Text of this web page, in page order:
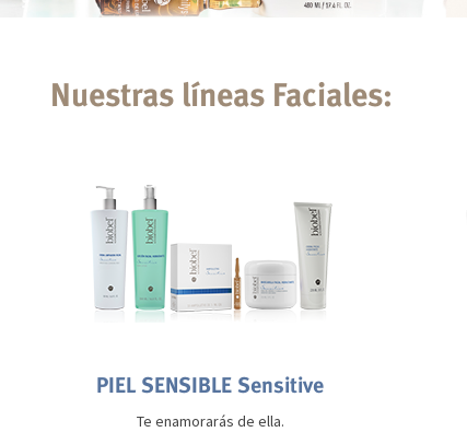
Nuestras líneas Faciales:
PIEL SENSIBLE Sensitive
Te enamorarás de ella.